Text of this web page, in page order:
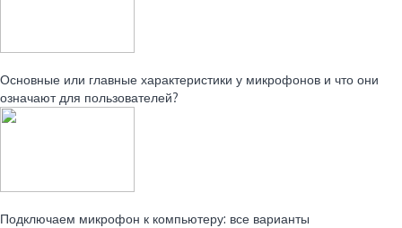
Основные или главные характеристики у микрофонов и что они
означают для пользователей?
Подключаем микрофон к компьютеру: все варианты